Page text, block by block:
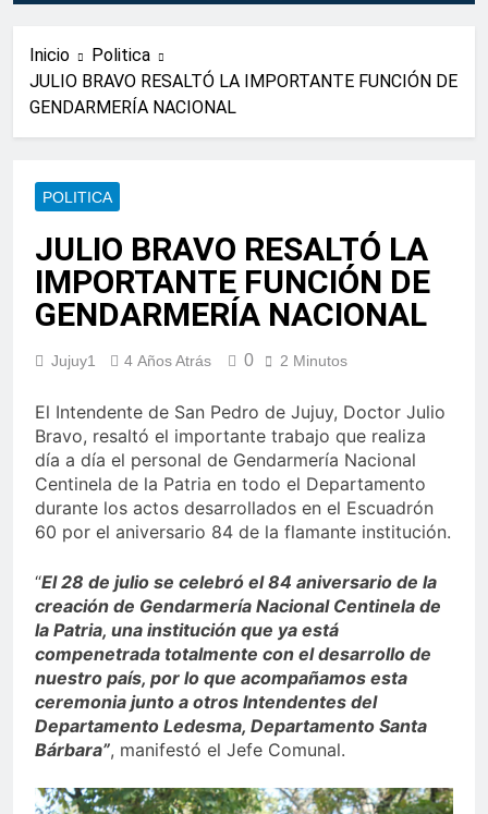
Inicio
Politica
JULIO BRAVO RESALTÓ LA IMPORTANTE FUNCIÓN DE
GENDARMERÍA NACIONAL
POLITICA
JULIO BRAVO RESALTÓ LA
IMPORTANTE FUNCIÓN DE
GENDARMERÍA NACIONAL
Jujuy1 4 Años Atrás 0 2 Minutos
El Intendente de San Pedro de Jujuy, Doctor Julio
Bravo, resaltó el importante trabajo que realiza
día a día el personal de Gendarmería Nacional
Centinela de la Patria en todo el Departamento
durante los actos desarrollados en el Escuadrón
60 por el aniversario 84 de la flamante institución.
“El 28 de julio se celebró el 84 aniversario de la
creación de Gendarmería Nacional Centinela de
la Patria, una institución que ya está
compenetrada totalmente con el desarrollo de
nuestro país, por lo que acompañamos esta
ceremonia junto a otros Intendentes del
Departamento Ledesma, Departamento Santa
Bárbara”, manifestó el Jefe Comunal.